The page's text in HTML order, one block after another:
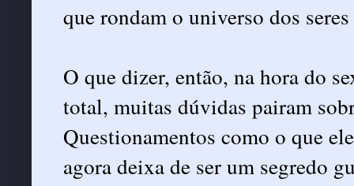
que rondam o universo dos
O que dizer, então, na hora do
total, muitas dúvidas pairam
Questionamentos como o que
agora deixa de ser um segredo